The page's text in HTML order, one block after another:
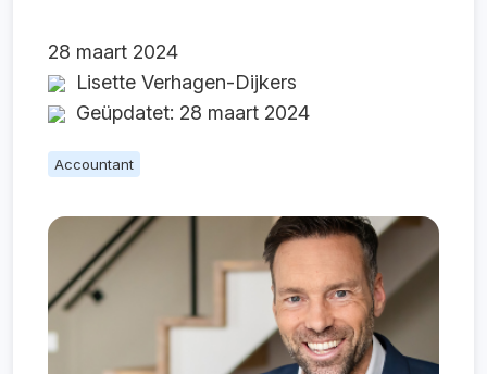
28 maart 2024
Lisette Verhagen-Dijkers
Geüpdatet: 28 maart 2024
Accountant